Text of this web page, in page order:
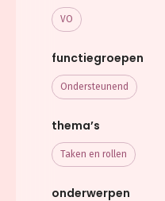
VO
functiegroepen
Ondersteunend
thema’s
Taken en rollen
onderwerpen